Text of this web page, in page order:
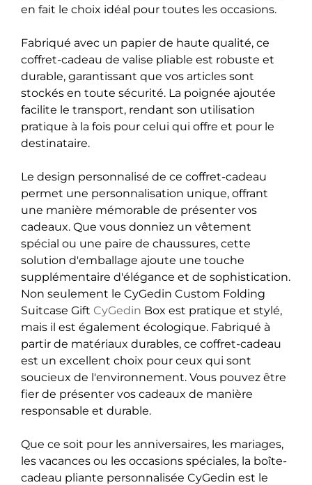
en fait le choix idéal pour toutes les occasions.
Fabriqué avec un papier de haute qualité, ce
coffret-cadeau de valise pliable est robuste et
durable, garantissant que vos articles sont
stockés en toute sécurité. La poignée ajoutée
facilite le transport, rendant son utilisation
pratique à la fois pour celui qui offre et pour le
destinataire.
Le design personnalisé de ce coffret-cadeau
permet une personnalisation unique, offrant
une manière mémorable de présenter vos
cadeaux. Que vous donniez un vêtement
spécial ou une paire de chaussures, cette
solution d'emballage ajoute une touche
supplémentaire d'élégance et de sophistication.
Non seulement le CyGedin Custom Folding
Suitcase Gift CyGedin Box est pratique et stylé,
mais il est également écologique. Fabriqué à
partir de matériaux durables, ce coffret-cadeau
est un excellent choix pour ceux qui sont
soucieux de l'environnement. Vous pouvez être
fier de présenter vos cadeaux de manière
responsable et durable.
Que ce soit pour les anniversaires, les mariages,
les vacances ou les occasions spéciales, la boîte-
cadeau pliante personnalisée CyGedin est le